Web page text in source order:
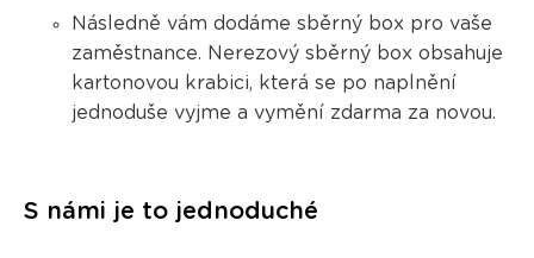
Následně vám dodáme sběrný box pro vaše
zaměstnance. Nerezový sběrný box obsahuje
kartonovou krabici, která se po naplnění
jednoduše vyjme a vymění zdarma za novou.
S námi je to jednoduché